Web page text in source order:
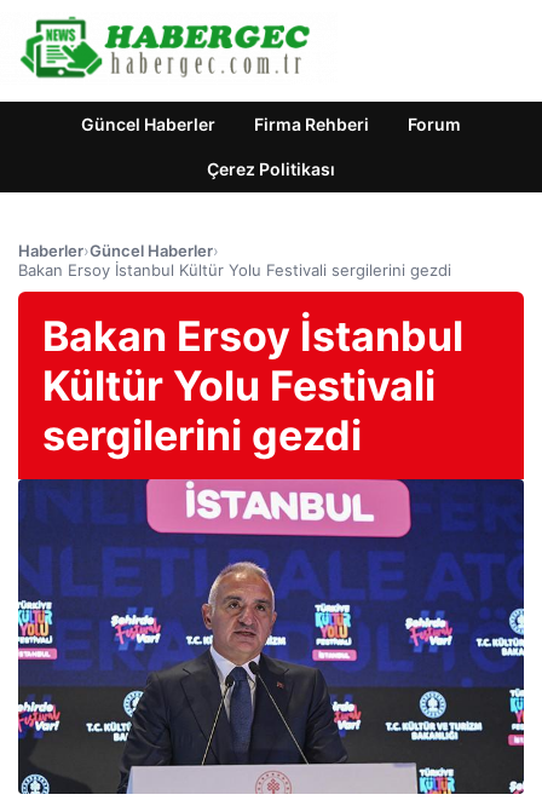
Güncel Haberler Firma Rehberi Forum
Çerez Politikası
Haberler›Güncel Haberler›
Bakan Ersoy İstanbul Kültür Yolu Festivali sergilerini gezdi
Bakan Ersoy İstanbul
Kültür Yolu Festivali
sergilerini gezdi